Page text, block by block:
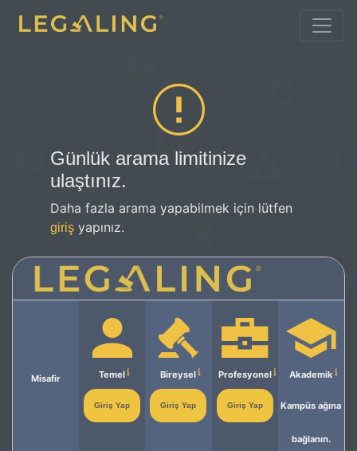
Günlük arama limitinize
ulaştınız.
Daha fazla arama yapabilmek için lütfen
giriş yapınız.
Misafir Temel
Giriş Yap
Bireysel
Giriş Yap
Profesyonel
Giriş Yap
Akademik
Kampüs ağına
bağlanın.